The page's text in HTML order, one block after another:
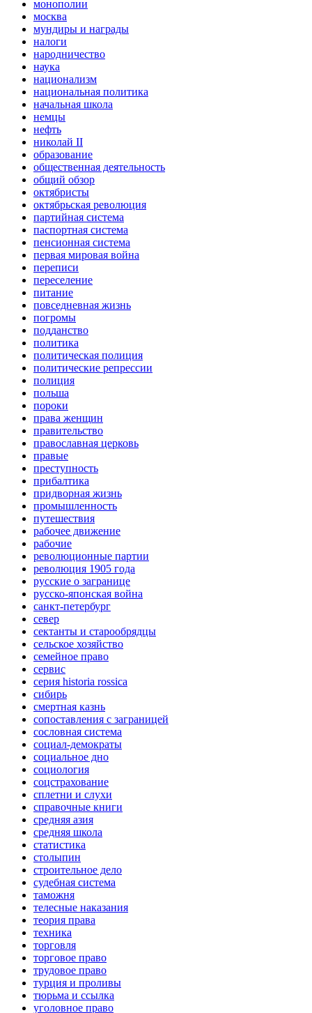
монополии
москва
мундиры и награды
налоги
народничество
наука
национализм
национальная политика
начальная школа
немцы
нефть
николай II
образование
общественная деятельность
общий обзор
октябристы
октябрьская революция
партийная система
паспортная система
пенсионная система
первая мировая война
переписи
переселение
питание
повседневная жизнь
погромы
подданство
политика
политическая полиция
политические репрессии
полиция
польша
пороки
права женщин
правительство
православная церковь
правые
преступность
прибалтика
придворная жизнь
промышленность
путешествия
рабочее движение
рабочие
революционные партии
революция 1905 года
русские о загранице
русско-японская война
санкт-петербург
север
сектанты и старообрядцы
сельское хозяйство
семейное право
сервис
серия historia rossica
сибирь
смертная казнь
сопоставления с заграницей
сословная система
социал-демократы
социальное дно
социология
соцстрахование
сплетни и слухи
справочные книги
средняя азия
средняя школа
статистика
столыпин
строительное дело
судебная система
таможня
телесные наказания
теория права
техника
торговля
торговое право
трудовое право
турция и проливы
тюрьма и ссылка
уголовное право